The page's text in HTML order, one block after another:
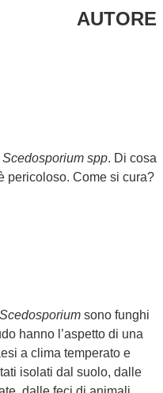
AUTORE
Scedosporium spp. Di cosa
pericoloso. Come si cura?
Scedosporium sono funghi
hanno l’aspetto di una
a clima temperato e
isolati dal suolo, dalle